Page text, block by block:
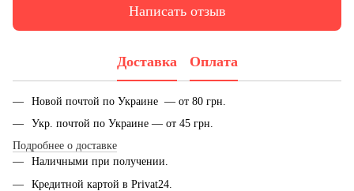
Написать отзыв
Доставка Оплата
Новой почтой по Украине — от 80 грн.
Укр. почтой по Украине — от 45 грн.
Подробнее о доставке
Наличными при получении.
Кредитной картой в Privat24.